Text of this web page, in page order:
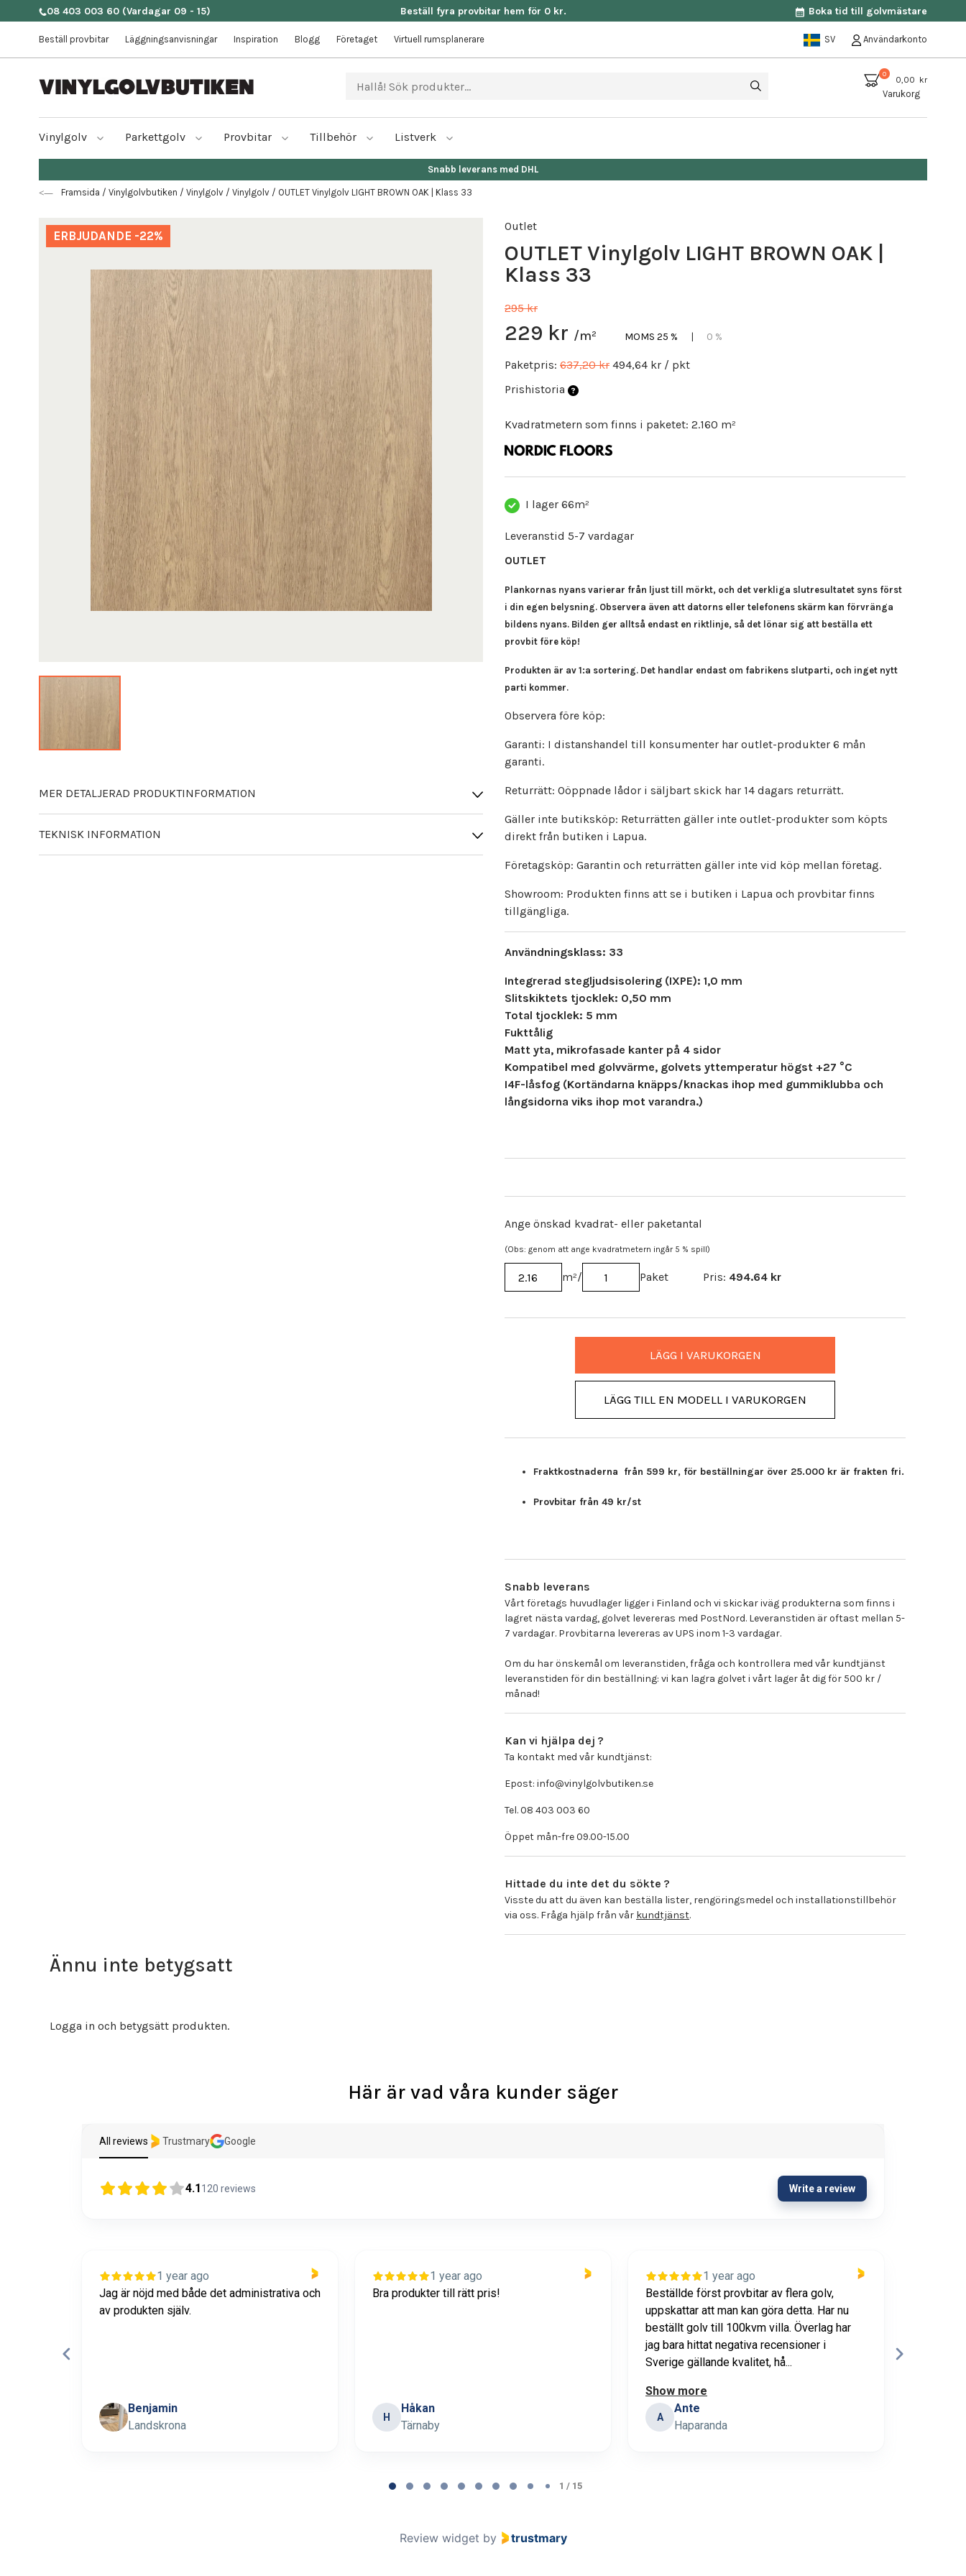
08 403 003 60 (Vardagar 09 - 15) Beställ fyra provbitar hem för 0 kr. Boka tid till golvmästare
Beställ provbitar Läggningsanvisningar Inspiration Blogg Företaget Virtuell rumsplanerare SV Användarkonto
0
0,00 kr
Varukorg
Vinylgolv Parkettgolv Provbitar Tillbehör Listverk
Snabb leverans med DHL
Framsida / Vinylgolvbutiken / Vinylgolv / Vinylgolv / OUTLET Vinylgolv LIGHT BROWN OAK | Klass 33
ERBJUDANDE -22%
MER DETALJERAD PRODUKTINFORMATION
TEKNISK INFORMATION
Outlet
OUTLET Vinylgolv LIGHT BROWN OAK |
Klass 33
295 kr
229 kr /m² MOMS 25 % | 0 %
Paketpris: 637,20 kr 494,64 kr / pkt
Prishistoria
Kvadratmetern som finns i paketet: 2.160 m²
I lager 66m²
Leveranstid 5-7 vardagar
OUTLET
Plankornas nyans varierar från ljust till mörkt, och det verkliga slutresultatet syns först
i din egen belysning. Observera även att datorns eller telefonens skärm kan förvränga
bildens nyans. Bilden ger alltså endast en riktlinje, så det lönar sig att beställa ett
provbit före köp!
Produkten är av 1:a sortering. Det handlar endast om fabrikens slutparti, och inget nytt
parti kommer.
Observera före köp:
Garanti: I distanshandel till konsumenter har outlet-produkter 6 mån
garanti.
Returrätt: Oöppnade lådor i säljbart skick har 14 dagars returrätt.
Gäller inte butiksköp: Returrätten gäller inte outlet-produkter som köpts
direkt från butiken i Lapua.
Företagsköp: Garantin och returrätten gäller inte vid köp mellan företag.
Showroom: Produkten finns att se i butiken i Lapua och provbitar finns
tillgängliga.
Användningsklass: 33
Integrerad stegljudsisolering (IXPE): 1,0 mm
Slitskiktets tjocklek: 0,50 mm
Total tjocklek: 5 mm
Fukttålig
Matt yta, mikrofasade kanter på 4 sidor
Kompatibel med golvvärme, golvets yttemperatur högst +27 °C
I4F-låsfog (Kortändarna knäpps/knackas ihop med gummiklubba och
långsidorna viks ihop mot varandra.)
Ange önskad kvadrat- eller paketantal
(Obs: genom att ange kvadratmetern ingår 5 % spill)
m²/ Paket Pris: 494.64 kr
LÄGG I VARUKORGEN
LÄGG TILL EN MODELL I VARUKORGEN
Fraktkostnaderna från 599 kr, för beställningar över 25.000 kr är frakten fri.
Provbitar från 49 kr/st
Snabb leverans
Vårt företags huvudlager ligger i Finland och vi skickar iväg produkterna som finns i
lagret nästa vardag, golvet levereras med PostNord. Leveranstiden är oftast mellan 5-
7 vardagar. Provbitarna levereras av UPS inom 1-3 vardagar.
Om du har önskemål om leveranstiden, fråga och kontrollera med vår kundtjänst
leveranstiden för din beställning: vi kan lagra golvet i vårt lager åt dig för 500 kr /
månad!
Kan vi hjälpa dej ?
Ta kontakt med vår kundtjänst:
Epost: info@vinylgolvbutiken.se
Tel. 08 403 003 60
Öppet mån-fre 09.00-15.00
Hittade du inte det du sökte ?
Visste du att du även kan beställa lister, rengöringsmedel och installationstillbehör
via oss. Fråga hjälp från vår kundtjänst.
Ännu inte betygsatt
Logga in och betygsätt produkten.
Här är vad våra kunder säger
All reviews Trustmary Google
4.1120 reviews Write a review
1 year ago
Jag är nöjd med både det administrativa och
av produkten själv.
Benjamin
Landskrona
1 year ago
Bra produkter till rätt pris!
H
Håkan
Tärnaby
1 year ago
Beställde först provbitar av flera golv,
uppskattar att man kan göra detta. Har nu
beställt golv till 100kvm villa. Överlag har
jag bara hittat negativa recensioner i
Sverige gällande kvalitet, hå...
Show more
A
Ante
Haparanda
1 / 15
Review widget by trustmary